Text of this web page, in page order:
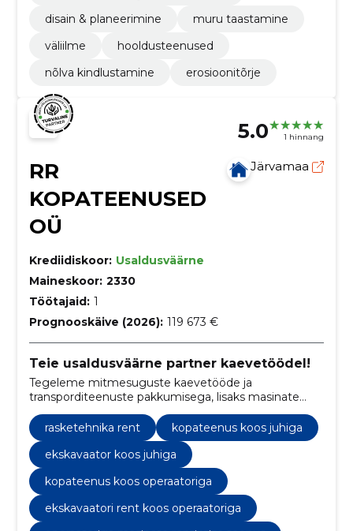
disain & planeerimine
muru taastamine
väliilme
hooldusteenused
nõlva kindlustamine
erosioonitõrje
5.0 1 hinnang
RR
KOPATEENUSED
OÜ
Järvamaa
Krediidiskoor: Usaldusväärne
Maineskoor: 2330
Töötajaid: 1
Prognooskäive (2026): 119 673 €
Teie usaldusväärne partner kaevetöödel!
Tegeleme mitmesuguste kaevetööde ja
transporditeenuste pakkumisega, lisaks masinate
rasketehnika rent
kopateenus koos juhiga
ekskavaator koos juhiga
kopateenus koos operaatoriga
ekskavaatori rent koos operaatoriga